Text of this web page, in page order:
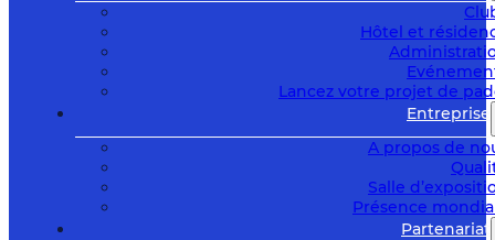
Hôtel et
Lancez votre projet de
Entreprise
A propos de
Salle
Présence
Partenariat